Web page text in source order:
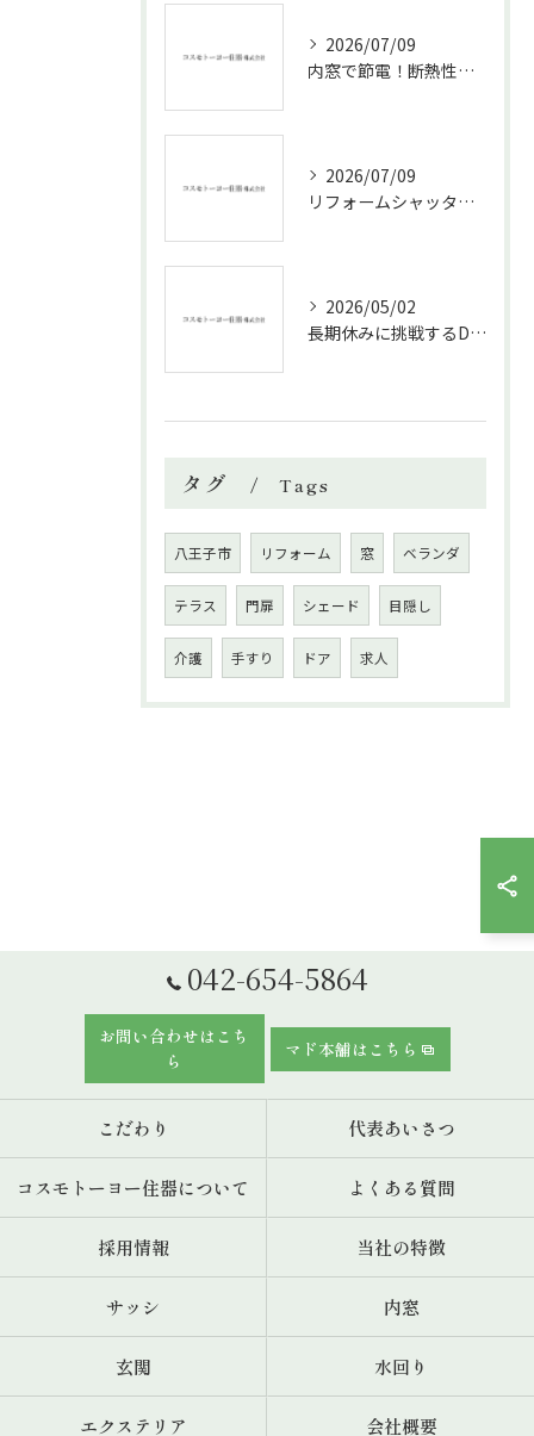
2026/07/09
内窓で節電！断熱性能と補助金活用法
2026/07/09
リフォームシャッターで叶える台風対策の効果的方法
2026/05/02
長期休みに挑戦するDIYリフォームの極意
タグ Tags
八王子市 リフォーム 窓 ベランダ
テラス 門扉 シェード 目隠し
介護 手すり ドア 求人
042-654-5864
お問い合わせはこち
ら
マド本舗はこちら
こだわり 代表あいさつ
コスモトーヨー住器について よくある質問
採用情報 当社の特徴
サッシ 内窓
玄関 水回り
エクステリア 会社概要